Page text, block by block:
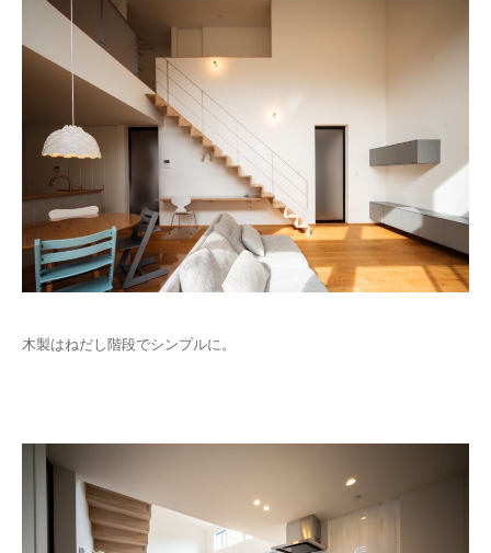
木製はねだし階段でシンプルに。